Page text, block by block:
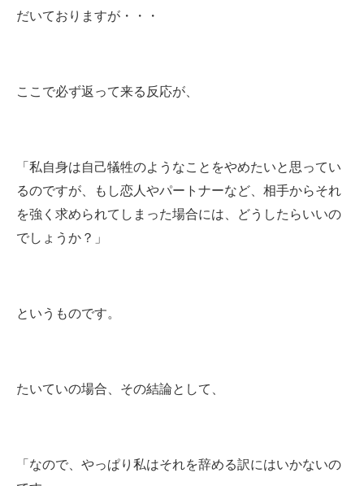
だいておりますが・・・
ここで必ず返って来る反応が、
「私自身は自己犠牲のようなことをやめたいと思ってい
るのですが、もし恋人やパートナーなど、相手からそれ
を強く求められてしまった場合には、どうしたらいいの
でしょうか？」
というものです。
たいていの場合、その結論として、
「なので、やっぱり私はそれを辞める訳にはいかないの